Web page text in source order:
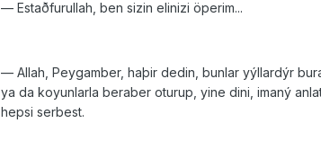
— Estaðfurullah, ben sizin elinizi öperim...
— Allah, Peygamber, haþir dedin, bunlar yýllardýr
ya da koyunlarla beraber oturup, yine dini, imaný
hepsi serbest.